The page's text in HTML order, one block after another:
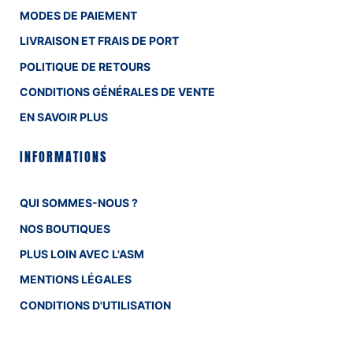
MODES DE PAIEMENT
LIVRAISON ET FRAIS DE PORT
POLITIQUE DE RETOURS
CONDITIONS GÉNÉRALES DE VENTE
EN SAVOIR PLUS
INFORMATIONS
QUI SOMMES-NOUS ?
NOS BOUTIQUES
PLUS LOIN AVEC L'ASM
MENTIONS LÉGALES
CONDITIONS D'UTILISATION